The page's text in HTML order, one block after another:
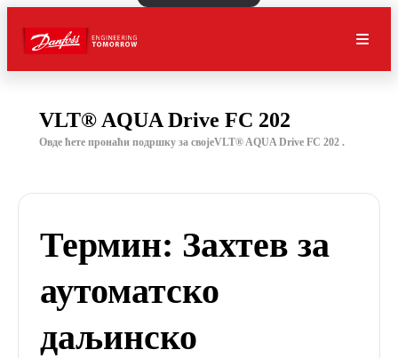
VLT® AQUA Drive FC 202
Овде ћете пронаћи подршку за својеVLT® AQUA Drive FC 202 .
Термин: Захтев за
аутоматско
даљинско